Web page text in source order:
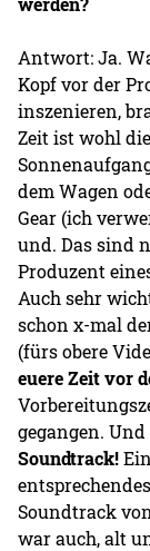
Antwort: Ja.
Kopf vor der
inszenieren,
Zeit ist wohl
dem Wagen
Gear (ich
und. Das sind
Produzent
Auch sehr
schon x-mal
(fürs obere
euere Zeit vor
gegangen.
Soundtrack!
Soundtrack
war auch, alt